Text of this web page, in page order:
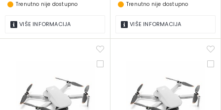
Trenutno nije dostupno
VIŠE INFORMACIJA
Trenutno nije dostupno
VIŠE INFORMACIJA